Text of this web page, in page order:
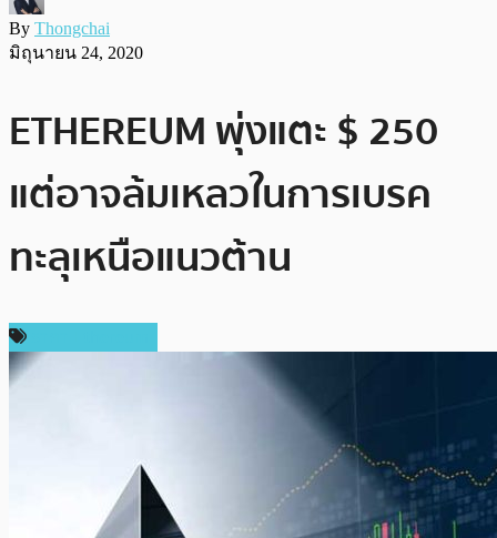
By Thongchai
มิถุนายน 24, 2020
ETHEREUM พุ่งแตะ $ 250
แต่อาจล้มเหลวในการเบรค
ทะลุเหนือแนวต้าน